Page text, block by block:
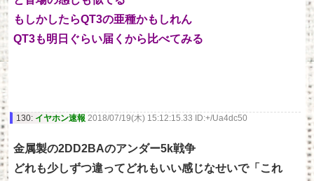
もしかしたらQT3の亜種かもしれん
QT3も明日ぐらい届くから比べてみる
130: イヤホン速報 2018/07/19(木) 15:12:15.33 ID:+/Ua4dc50
金属製の2DD2BAのアンダー5k戦争
どれも少しずつ違ってどれもいい感じなせいで「これ